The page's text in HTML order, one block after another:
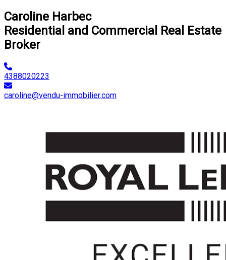
Caroline Harbec
Residential and Commercial Real Estate
Broker
4388020223
caroline@vendu-immobilier.com